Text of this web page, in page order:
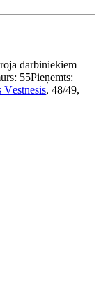
darbiniekiem
55Pieņemts:
Vēstnesis, 48/49,